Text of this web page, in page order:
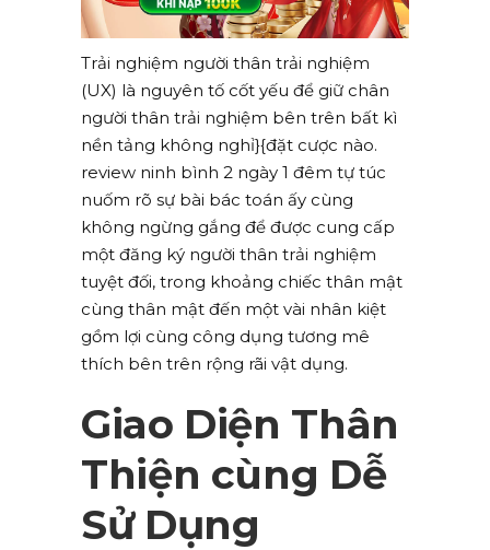
Trải nghiệm người thân trải nghiệm
(UX) là nguyên tố cốt yếu để giữ chân
người thân trải nghiệm bên trên bất kì
nền tảng không nghỉ}{đặt cược nào.
review ninh bình 2 ngày 1 đêm tự túc
nuốm rõ sự bài bác toán ấy cùng
không ngừng gắng để được cung cấp
một đăng ký người thân trải nghiệm
tuyệt đối, trong khoảng chiếc thân mật
cùng thân mật đến một vài nhân kiệt
gồm lợi cùng công dụng tương mê
thích bên trên rộng rãi vật dụng.
Giao Diện Thân
Thiện cùng Dễ
Sử Dụng